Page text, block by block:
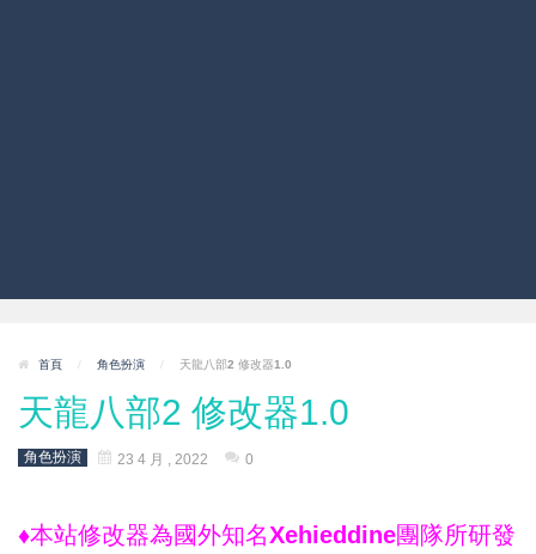
首頁 / 角色扮演 / 天龍八部2 修改器1.0
天龍八部2 修改器1.0
角色扮演 23 4 月 , 2022 0
♦本站修改器為國外知名Xehieddine團隊所研發